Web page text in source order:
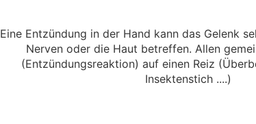
Eine Entzündung in der Hand kann das Gelenk
Nerven oder die Haut betreffen. Allen
(Entzündungsreaktion) auf einen Reiz
Insektenstich ....)